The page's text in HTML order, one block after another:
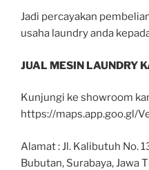
Jadi percayakan
usaha laundry anda
JUAL MESIN LAUNDRY
Kunjungi ke showroom
https://maps.app.goo.gl/
Alamat : Jl. Kalibutuh No.
Bubutan, Surabaya, Jawa